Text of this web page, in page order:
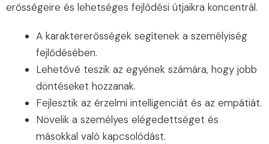
erősségeire és lehetséges fejlődési útjaikra koncentrál.
A karaktererősségek segítenek a személyiség
fejlődésében.
Lehetővé teszik az egyének számára, hogy jobb
döntéseket hozzanak.
Fejlesztik az érzelmi intelligenciát és az empátiát.
Növelik a személyes elégedettséget és
másokkal való kapcsolódást.